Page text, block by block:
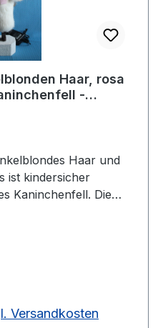
Haar, rosa
-
Haar und
ist kindersicher
Kaninchenfell. Die
Versandkosten